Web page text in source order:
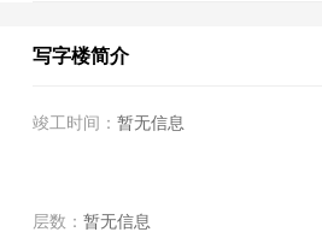
写字楼简介
竣工时间： 暂无信息
层数： 暂无信息